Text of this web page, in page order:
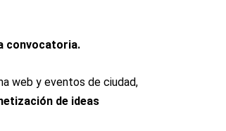
convocatoria.
web y eventos de ciudad,
de ideas